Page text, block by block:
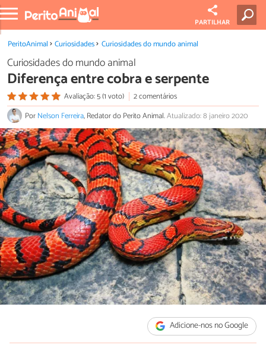
PARTILHAR
PeritoAnimal Curiosidades Curiosidades do mundo animal
Curiosidades do mundo animal
Diferença entre cobra e serpente
Avaliação: 5 (1 voto)
2 comentários
PorNelson Ferreira, Redator do Perito Animal.Atualizado: 8 janeiro 2020
Adicione-nos no Google